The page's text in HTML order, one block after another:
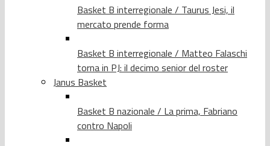
Basket B interregionale / Taurus Jesi, il
mercato prende forma
Basket B interregionale / Matteo Falaschi
torna in PJ: il decimo senior del roster
Janus Basket
Basket B nazionale / La prima, Fabriano
contro Napoli